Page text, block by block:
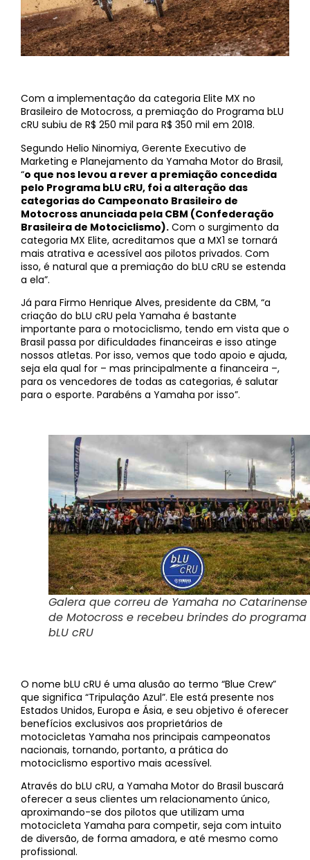
Com a implementação da categoria Elite MX no
Brasileiro de Motocross, a premiação do Programa bLU
cRU subiu de R$ 250 mil para R$ 350 mil em 2018.
Segundo Helio Ninomiya, Gerente Executivo de
Marketing e Planejamento da Yamaha Motor do Brasil,
“o que nos levou a rever a premiação concedida
pelo Programa bLU cRU, foi a alteração das
categorias do Campeonato Brasileiro de
Motocross anunciada pela CBM (Confederação
Brasileira de Motociclismo). Com o surgimento da
categoria MX Elite, acreditamos que a MX1 se tornará
mais atrativa e acessível aos pilotos privados. Com
isso, é natural que a premiação do bLU cRU se estenda
a ela”.
Já para Firmo Henrique Alves, presidente da CBM, “a
criação do bLU cRU pela Yamaha é bastante
importante para o motociclismo, tendo em vista que o
Brasil passa por dificuldades financeiras e isso atinge
nossos atletas. Por isso, vemos que todo apoio e ajuda,
seja ela qual for – mas principalmente a financeira –,
para os vencedores de todas as categorias, é salutar
para o esporte. Parabéns a Yamaha por isso”.
Galera que correu de Yamaha no Catarinense
de Motocross e recebeu brindes do programa
bLU cRU
O nome bLU cRU é uma alusão ao termo “Blue Crew”
que significa “Tripulação Azul”. Ele está presente nos
Estados Unidos, Europa e Ásia, e seu objetivo é oferecer
benefícios exclusivos aos proprietários de
motocicletas Yamaha nos principais campeonatos
nacionais, tornando, portanto, a prática do
motociclismo esportivo mais acessível.
Através do bLU cRU, a Yamaha Motor do Brasil buscará
oferecer a seus clientes um relacionamento único,
aproximando-se dos pilotos que utilizam uma
motocicleta Yamaha para competir, seja com intuito
de diversão, de forma amadora, e até mesmo como
profissional.